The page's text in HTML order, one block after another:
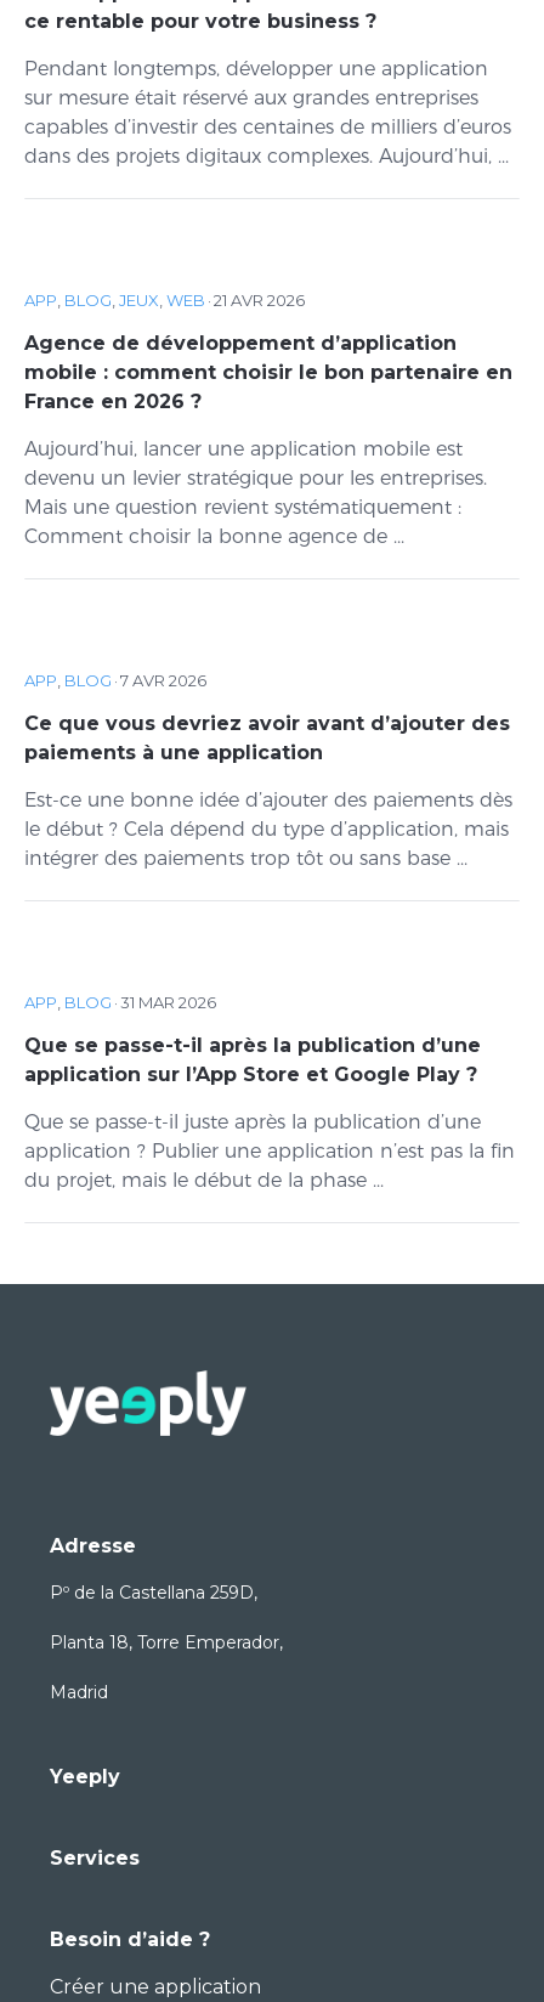
ce rentable pour votre business ?
Pendant longtemps, développer une application
sur mesure était réservé aux grandes entreprises
capables d’investir des centaines de milliers d’euros
dans des projets digitaux complexes. Aujourd’hui, ...
APP, BLOG,JEUX,WEB ·21 AVR 2026
Agence de développement d’application
mobile : comment choisir le bon partenaire en
France en 2026 ?
Aujourd’hui, lancer une application mobile est
devenu un levier stratégique pour les entreprises.
Mais une question revient systématiquement :
Comment choisir la bonne agence de ...
APP, BLOG ·7 AVR 2026
Ce que vous devriez avoir avant d’ajouter des
paiements à une application
Est-ce une bonne idée d’ajouter des paiements dès
le début ? Cela dépend du type d’application, mais
intégrer des paiements trop tôt ou sans base ...
APP, BLOG ·31 MAR 2026
Que se passe-t-il après la publication d’une
application sur l’App Store et Google Play ?
Que se passe-t-il juste après la publication d’une
application ? Publier une application n’est pas la fin
du projet, mais le début de la phase ...
Adresse
Pº de la Castellana 259D,
Planta 18, Torre Emperador,
Madrid
Yeeply
Services
Besoin d’aide ?
Créer une application